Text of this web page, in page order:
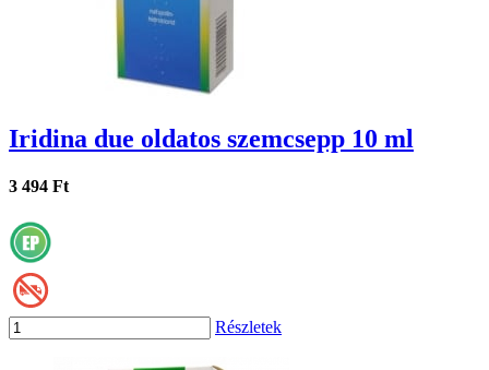
Iridina due oldatos szemcsepp 10 ml
3 494 Ft
Részletek